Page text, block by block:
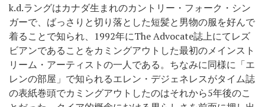
k.d.ラングはカナダ生まれのカントリー・フォーク・シン
ガーで、ばっさりと切り落とした短髪と男物の服を好んで
着ることで知られ、1992年にThe Advocate誌上にてレズ
ビアンであることをカミングアウトした最初のメインスト
リーム・アーティストの一人である。ちなみに同様に「エ
レンの部屋」で知られるエレン・デジェネレスがタイム誌
の表紙巻頭でカミングアウトしたのはそれから5年後のこ